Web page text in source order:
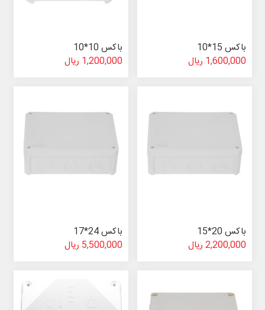
باکس 15*10
1,600,000 ریال
باکس 10*10
1,200,000 ریال
باکس 20*15
2,200,000 ریال
باکس 24*17
5,500,000 ریال